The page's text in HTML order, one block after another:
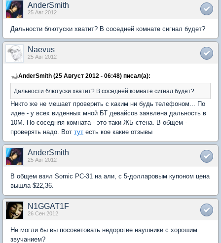
AnderSmith
25 Авг 2012
Дальности блютуски хватит? В соседней комнате сигнал будет?
Naevus
25 Авг 2012
AnderSmith (25 Август 2012 - 06:48) писал(а):
Дальности блютуски хватит? В соседней комнате сигнал будет?
Никто же не мешает проверить с каким ни будь телефоном... По
идее - у всех виденных мной БТ девайсов заявлена дальность в
10М. Но соседняя комната - это таки ЖБ стена. В общем -
проверять надо. Вот тут есть кое какие отзывы
AnderSmith
25 Авг 2012
В общем взял Somic PC-31 на али, с 5-долларовым купоном цена
вышла $22,36.
N1GGAT1F
26 Сен 2012
Не могли бы вы посоветовать недорогие наушники с хорошим
звучанием?